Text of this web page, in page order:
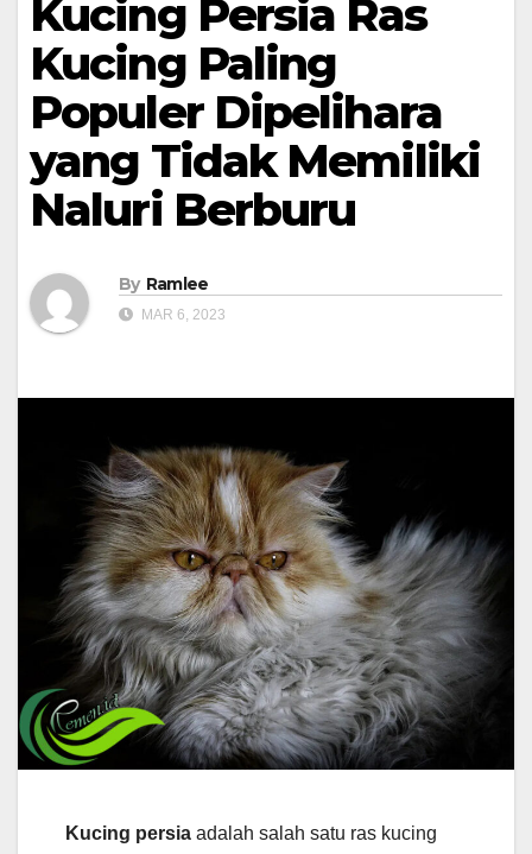
Kucing Persia Ras
Kucing Paling
Populer Dipelihara
yang Tidak Memiliki
Naluri Berburu
By Ramlee
MAR 6, 2023
Kucing persia adalah salah satu ras kucing